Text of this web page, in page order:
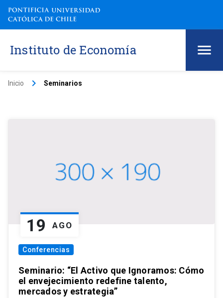
Instituto de Economía
Inicio keyboard_arrow_right Seminarios
19 AGO
Conferencias
Seminario: “El Activo que Ignoramos: Cómo
el envejecimiento redefine talento,
mercados y estrategia”